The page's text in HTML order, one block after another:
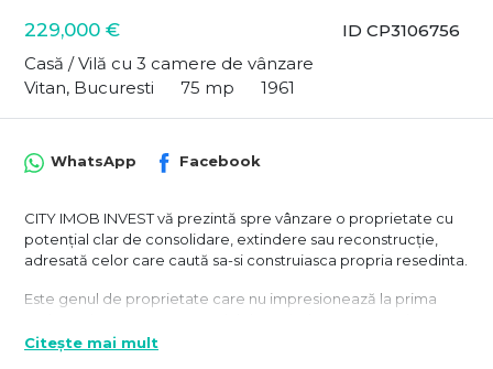
ID CP3106756
229,000 €
Casă / Vilă cu 3 camere de vânzare
Vitan, Bucuresti
75 mp 1961
WhatsApp Facebook
CITY IMOB INVEST vă prezintă spre vânzare o proprietate cu
potențial clar de consolidare, extindere sau reconstrucție,
adresată celor care caută sa-si construiasca propria resedinta.
Este genul de proprietate care nu impresionează la prima
chiar reconstructie.
Citește mai mult